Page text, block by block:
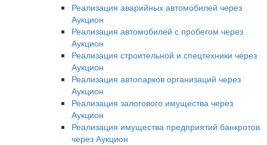
Реализация аварийных автомобилей через
Аукцион
Реализация автомобилей с пробегом через
Аукцион
Реализация строительной и спецтехники через
Аукцион
Реализация автопарков организаций через
Аукцион
Реализация залогового имущества через
Аукцион
Реализация имущества предприятий банкротов
через Аукцион